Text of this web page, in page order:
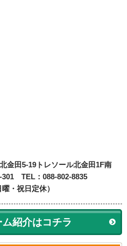
金田5-19 トレソール北金田1F南
301 TEL：088-802-8835
・祝日定休）
紹介はコチラ